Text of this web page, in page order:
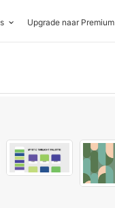
Upgrade naar Premium